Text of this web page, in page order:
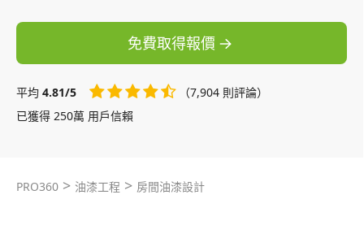
免費取得報價
平均 4.81/5
（7,904 則評論）
已獲得 250萬 用戶信賴
PRO360 > 油漆工程 > 房間油漆設計